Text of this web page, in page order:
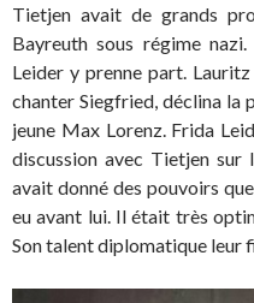
Tietjen avait de grands
Bayreuth sous régime
Leider y prenne part.
chanter Siegfried, déclina
jeune Max Lorenz. Frida
discussion avec Tietjen
avait donné des pouvoirs
eu avant lui. Il était très
Son talent diplomatique leur